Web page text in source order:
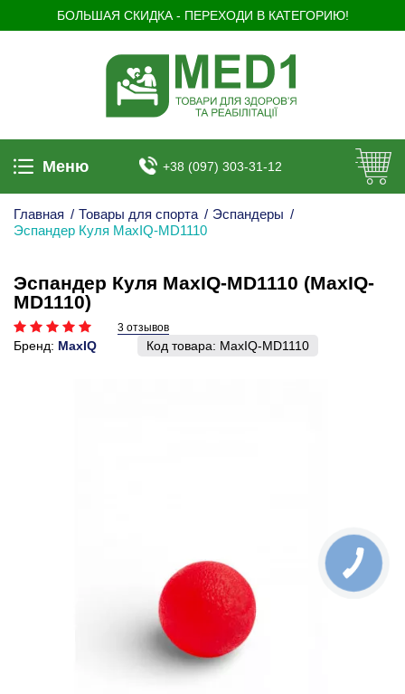
БОЛЬШАЯ СКИДКА - ПЕРЕХОДИ В КАТЕГОРИЮ!
Меню +38 (097) 303-31-12
Главная / Товары для спорта / Эспандеры /
Эспандер Куля MaxIQ-MD1110
Эспандер Куля MaxIQ-MD1110 (MaxIQ-
MD1110)
3 отзывов
Бренд: MaxIQ Код товара: MaxIQ-MD1110